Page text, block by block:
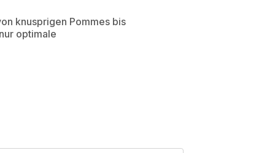
knusprigen Pommes bis
optimale